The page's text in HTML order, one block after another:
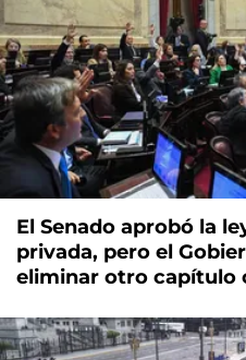
El Senado aprobó la
privada, pero el
eliminar otro capítulo